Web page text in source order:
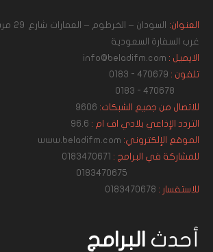
العنوان:
غرب السفارة السعودية
الايميل :
تلفون :
للاتصال من جميع الشبكات:
التردد الإذاعي بلادي اف ام :
الموقع الإلكتروني:
للمشاركة في البرامج :
للاستفسار :
أحدث البرامج